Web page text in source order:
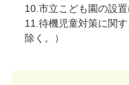
10.市立こども園の設
11.待機児童対策に関
除く。）